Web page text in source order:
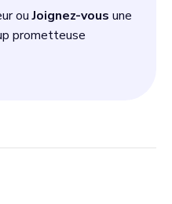
ouJoignez-vous une
prometteuse